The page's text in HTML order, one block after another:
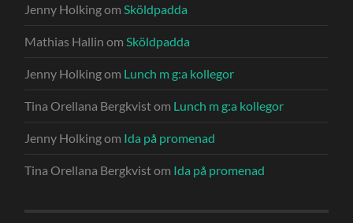
Jenny HolkingomSköldpadda
Mathias Hallin omSköldpadda
Jenny Holkingom Lunch m g:a kollegor
Tina Orellana Bergkvistom Lunch m g:a kollegor
Jenny Holkingom Ida på promenad
Tina Orellana Bergkvistom Ida på promenad